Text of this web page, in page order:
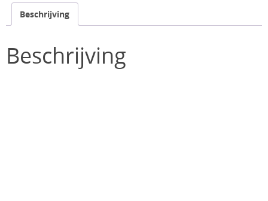
Beschrijving
Beschrijving